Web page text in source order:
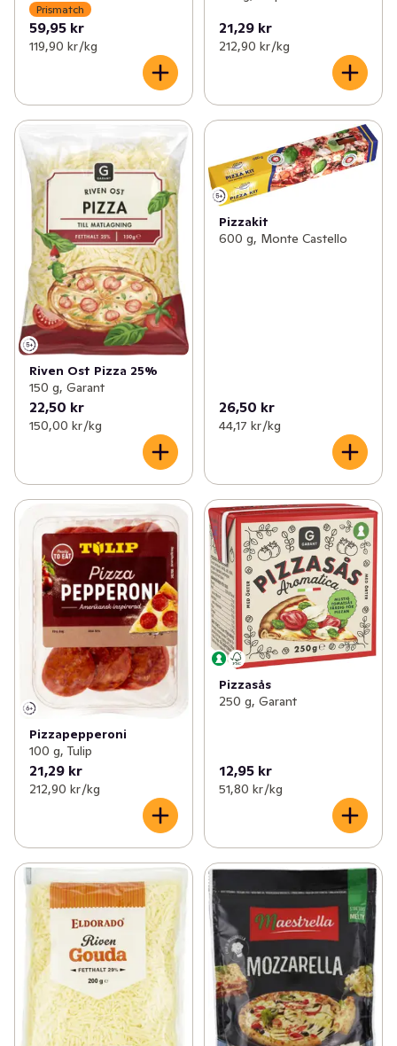
Prismatch
59,95 kr
119,90 kr /kg
21,29 kr
212,90 kr /kg
Riven Ost Pizza 25%
150 g, Garant
22,50 kr
150,00 kr /kg
Pizzakit
600 g, Monte Castello
26,50 kr
44,17 kr /kg
Pizzapepperoni
100 g, Tulip
21,29 kr
212,90 kr /kg
Pizzasås
250 g, Garant
12,95 kr
51,80 kr /kg